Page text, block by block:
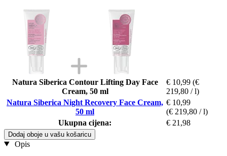
Natura Siberica Contour Lifting Day Face
Cream, 50 ml
€ 10,99 (€
219,80 / l)
Natura Siberica Night Recovery Face Cream,
50 ml
€ 10,99
(€ 219,80 / l)
Ukupna cijena:
€ 21,98
Dodaj oboje u vašu košaricu
Opis